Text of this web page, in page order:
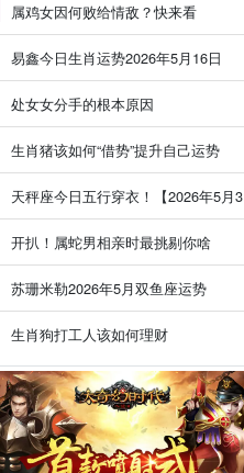
属鸡女因何败给情敌？快来看
易鑫今日生肖运势2026年5月16日
处女女分手的根本原因
生肖猪该如何“借势”提升自己运势
天秤座今日五行穿衣！【2026年5月30日】
开扒！属蛇男相亲时最挑剔你啥
苏珊米勒2026年5月双鱼座运势
生肖狗打工人该如何理财